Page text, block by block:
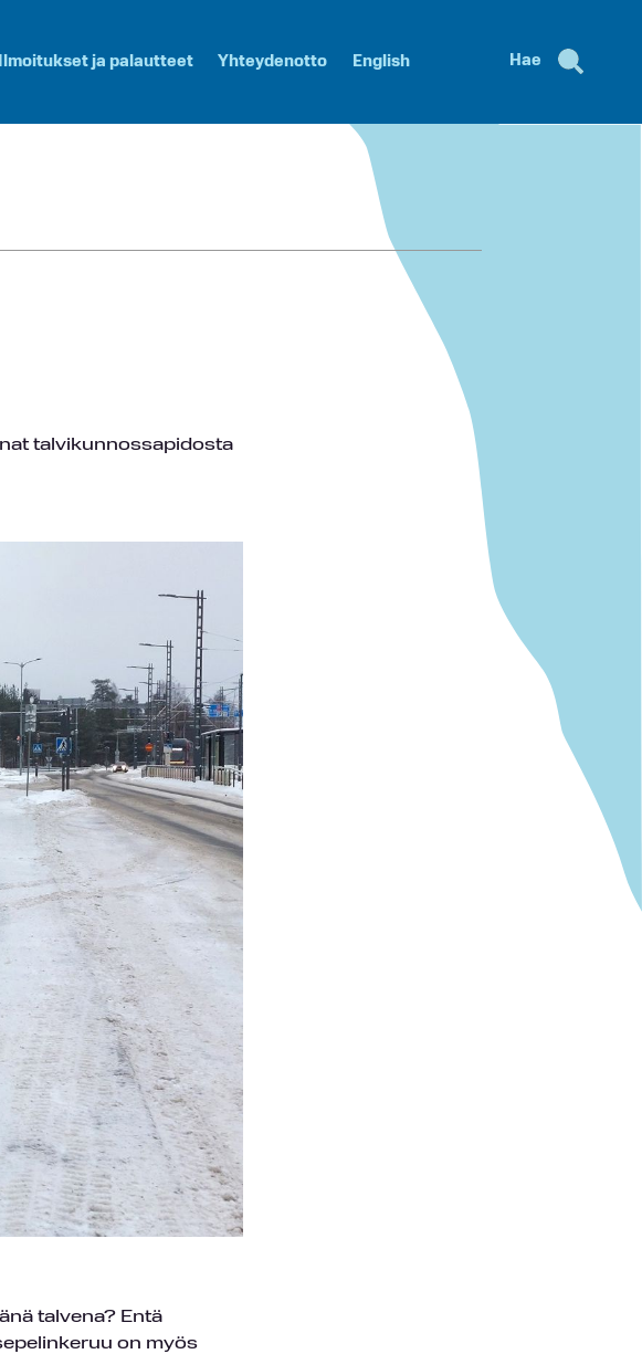
Hae
Ilmoitukset ja palautteet Yhteydenotto English
talvikunnossapidosta
talvena? Entä
on myös